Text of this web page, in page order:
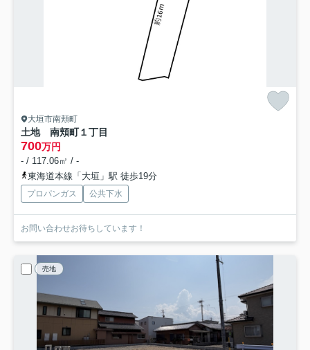
大垣市南頬町
土地 南頬町１丁目
700万円
- / 117.06㎡ / -
東海道本線「大垣」駅 徒歩19分
プロパンガス 公共下水
お問い合わせお待ちしています！
売地